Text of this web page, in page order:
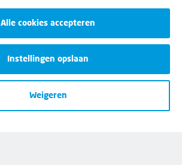
Alle cookies accepteren
Instellingen opslaan
Weigeren